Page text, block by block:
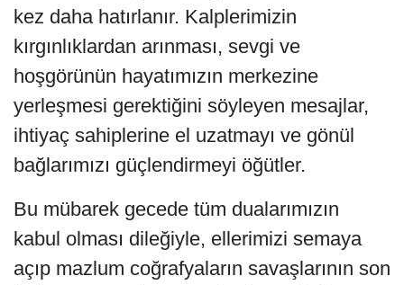
kez daha hatırlanır. Kalplerimizin
kırgınlıklardan arınması, sevgi ve
hoşgörünün hayatımızın merkezine
yerleşmesi gerektiğini söyleyen mesajlar,
ihtiyaç sahiplerine el uzatmayı ve gönül
bağlarımızı güçlendirmeyi öğütler.
Bu mübarek gecede tüm dualarımızın
kabul olması dileğiyle, ellerimizi semaya
açıp mazlum coğrafyaların savaşlarının son